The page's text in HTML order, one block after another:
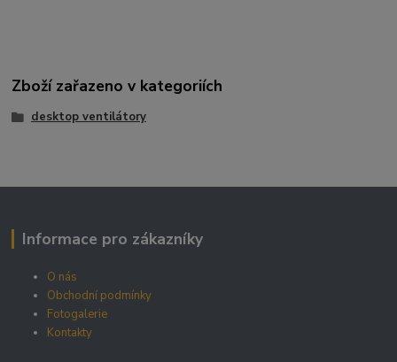
Zboží zařazeno v kategoriích
desktop ventilátory
Informace pro zákazníky
O nás
Obchodní podmínky
Fotogalerie
Kontakty